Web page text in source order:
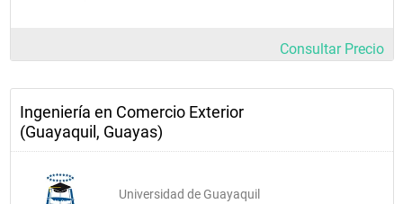
Consultar Precio
Ingeniería en Comercio Exterior
(Guayaquil, Guayas)
Universidad de Guayaquil